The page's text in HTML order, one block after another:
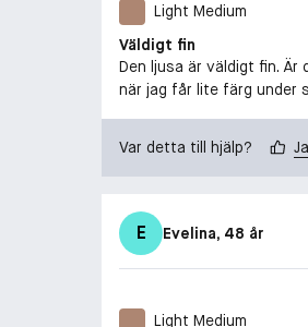
Light Medium
Väldigt fin
Den ljusa är väldigt fin.
när jag får lite färg under
Var detta till hjälp? Ja
E Evelina, 48 år
Light Medium